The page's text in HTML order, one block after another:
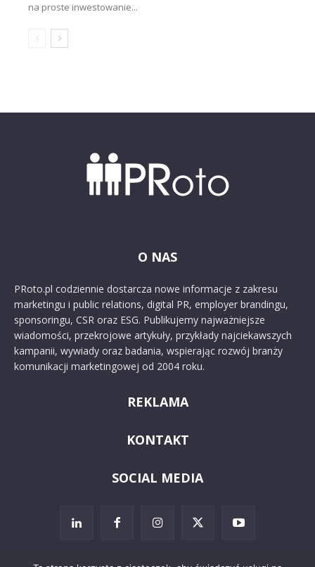
na proste inwestowanie...
O NAS
PRoto.pl codziennie dostarcza nowe informacje z zakresu
marketingu i public relations, digital PR, employer brandingu,
sponsoringu, CSR oraz ESG. Publikujemy najważniejsze
wiadomości, przekrojowe artykuły, przykłady najciekawszych
kampanii, wywiady oraz badania, wspierając rozwój branży
komunikacji marketingowej od 2004 roku.
REKLAMA
KONTAKT
SOCIAL MEDIA